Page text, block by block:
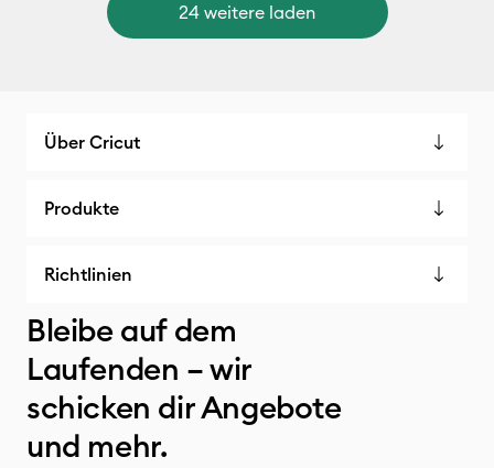
24 weitere laden
Über Cricut
Produkte
Richtlinien
Bleibe auf dem
Laufenden – wir
schicken dir Angebote
und mehr.